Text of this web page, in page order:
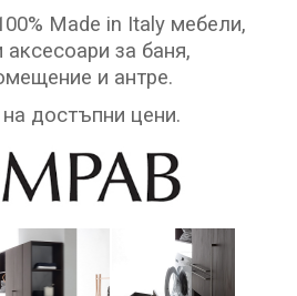
Made in Italy мебели,
аксесоари за баня,
и антре.
достъпни цени.